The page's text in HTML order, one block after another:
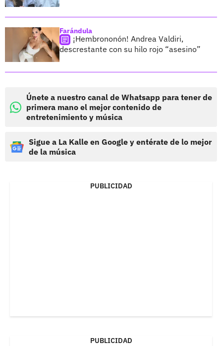
Farándula
¡Hembrononón! Andrea Valdiri,
descrestante con su hilo rojo “asesino”
Únete a nuestro canal de Whatsapp para tener de
primera mano el mejor contenido de
entretenimiento y música
Sigue a La Kalle en Google y entérate de lo mejor
de la música
PUBLICIDAD
PUBLICIDAD